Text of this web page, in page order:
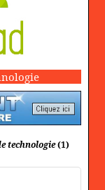
technologie(1)